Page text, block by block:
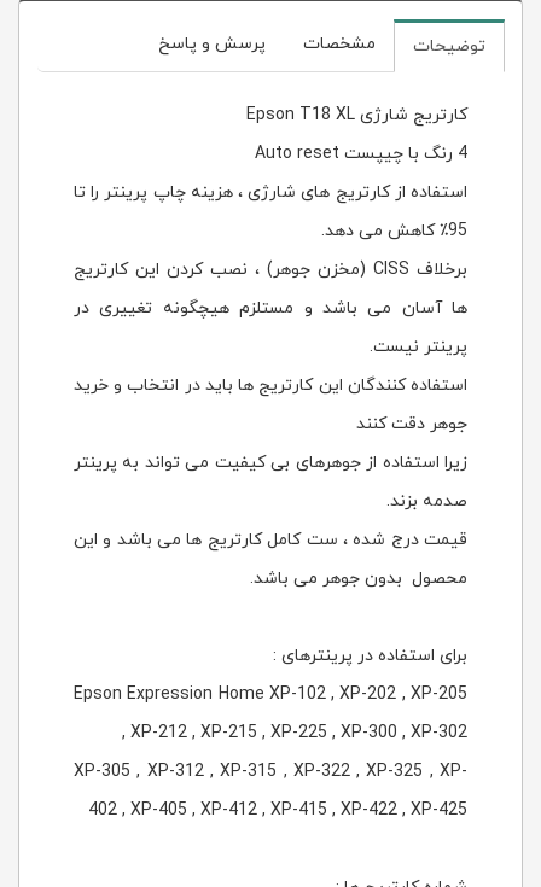
توضیحات مشخصات پرسش و پاسخ
کارتریج شارژی Epson T18 XL
4 رنگ با چیپست Auto reset
استفاده از کارتریج های شارژی ، هزینه چاپ پرینتر را تا
95٪ کاهش می دهد.
برخلاف CISS (مخزن جوهر) ، نصب کردن این کارتریج
ها آسان می باشد و مستلزم هیچگونه تغییری در
پرینتر نیست.
استفاده کنندگان این کارتریج ها باید در انتخاب و خرید
جوهر دقت کنند
زیرا استفاده از جوهرهای بی کیفیت می تواند به پرینتر
صدمه بزند.
قیمت درج شده ، ست کامل کارتریج ها می باشد و این
محصول بدون جوهر می باشد.
برای استفاده در پرینترهای :
Epson Expression Home XP-102 , XP-202 , XP-205
, XP-212 , XP-215 , XP-225 , XP-300 , XP-302
XP-305 , XP-312 , XP-315 , XP-322 , XP-325 , XP-
402 , XP-405 , XP-412 , XP-415 , XP-422 , XP-425